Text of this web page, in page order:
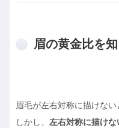
眉の黄金比を
眉毛が左右対称に描けな
しかし、 左右対称に描け